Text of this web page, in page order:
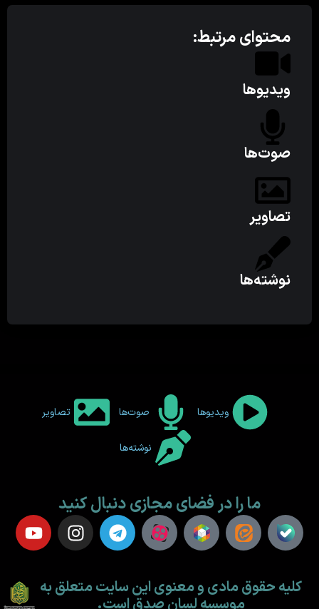
محتوای مرتبط:
ویدیوها
صوت‌ها
تصاویر
نوشته‌ها
ویدیوها صوت‌ها تصاویر
نوشته‌ها
ما را در فضای مجازی دنبال کنید
کلیه حقوق مادی و معنوی این سایت متعلق به